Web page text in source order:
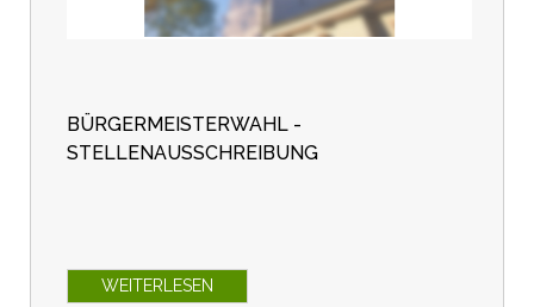
BÜRGERMEISTERWAHL -
STELLENAUSSCHREIBUNG
WEITERLESEN